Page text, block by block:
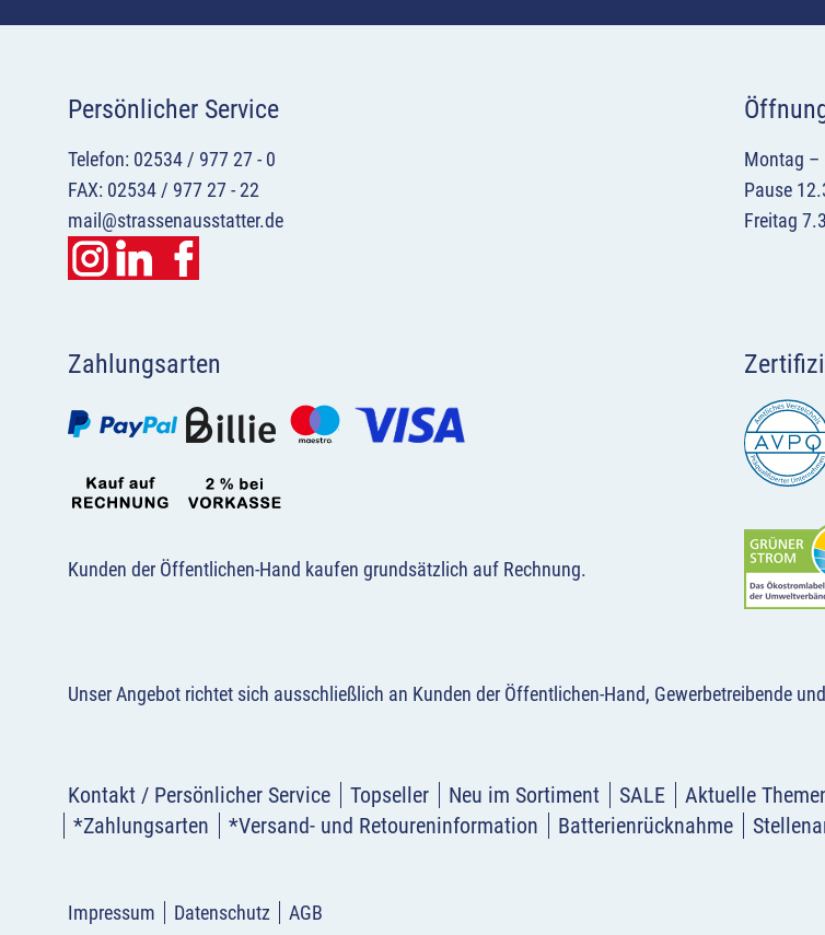
Persönlicher Service
Telefon: 02534 / 977 27 - 0
FAX: 02534 / 977 27 - 22
mail@strassenausstatter.de
Montag –
Pause
Freitag
Zahlungsarten
Kunden der Öffentlichen-Hand kaufen grundsätzlich auf Rechnung.
Unser Angebot richtet sich ausschließlich an Kunden der Öffentlichen-Hand, Gewerbetreibende
Kontakt / Persönlicher Service Topseller Neu im Sortiment SALE Aktuelle
*Zahlungsarten
*Versand- und Retoureninformation Batterienrücknahme
Impressum Datenschutz AGB